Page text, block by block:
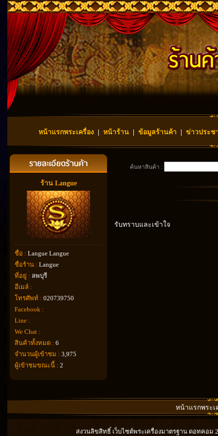
หน้าแรกพระเครื่อง หน้าร้าน ข้อมูลร้านค้า ข่าวประช
ร้าน Langue
ชื่อ : Langue Langue
ชื่อร้าน : Langue
ที่อยู่ : ลพบุรี
อีเมล์ :
โทรศัพท์ : 020739750
Facebook :
Line :
We Chat :
สินค้าทั้งหมด : 6
จำนวนผู้เข้าชม : 3,975
ผู้เข้าชมขณะนี้ : 2
ค้นหาสินค้า :
รับทราบและเข้าใจ
หน้าแรกพระเ
สงวนลิขสิทธิ์ เว็บไซต์พระเครื่องมาตรฐาน ดอทคอม